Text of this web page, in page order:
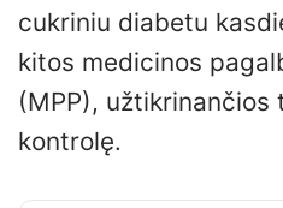
cukriniu diabetu
kitos medicinos
(MPP), užtikrinančios
kontrolę.